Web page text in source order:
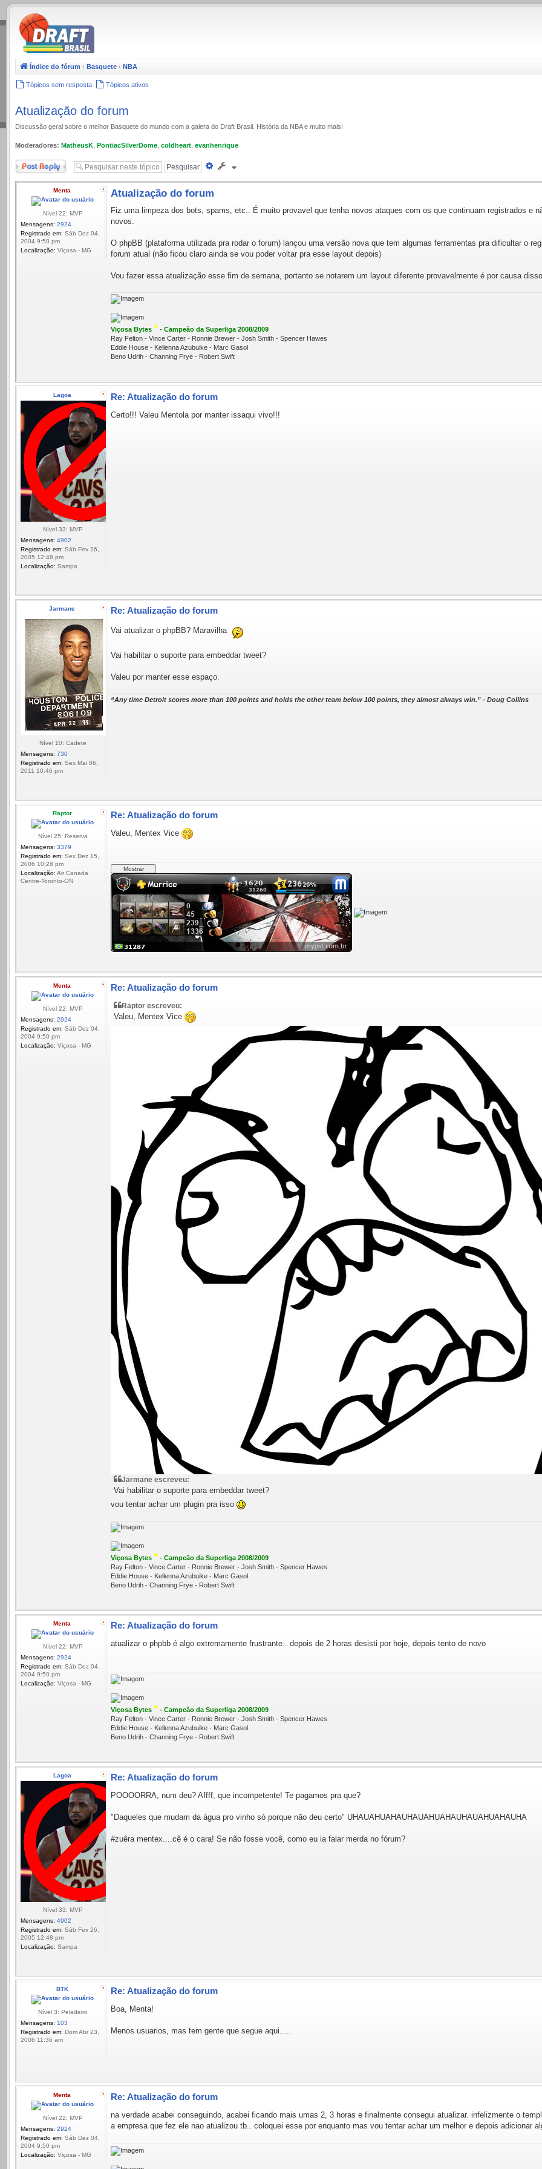
.
Índice do fórum ‹ Basquete ‹ NBA
Tópicos sem resposta Tópicos ativos
Atualização do forum
Discussão geral sobre o melhor Basquete do mundo com a galera do Draft Brasil. História da NBA e muito mais!
Moderadores: MatheusK PontiacSilverDome coldheart evanhenrique
Responder
Pesquisa
Menta
Nível 22: MVP
Mensagens: 2924
Registrado em: Sáb Dez 04,
2004 9:50 pm
Localização: Viçosa - MG
Atualização do forum
Fiz uma limpeza dos bots, spams, etc.. É muito provavel que tenha novos ataques com os que continuam registrados e
novos.
O phpBB (plataforma utilizada pra rodar o forum) lançou uma versão nova que tem algumas ferramentas pra dificultar o
forum atual (não ficou claro ainda se vou poder voltar pra esse layout depois)
Vou fazer essa atualização esse fim de semana, portanto se notarem um layout diferente provavelmente é por causa
Viçosa Bytes * - Campeão da Superliga 2008/2009
Ray Felton - Vince Carter - Ronnie Brewer - Josh Smith - Spencer Hawes
Eddie House - Kellenna Azubuike - Marc Gasol
Beno Udrih - Channing Frye - Robert Swift
Lagoa
Nível 33: MVP
Mensagens: 4902
Registrado em: Sáb Fev 26,
2005 12:48 pm
Localização: Sampa
Re: Atualização do forum
Certo!!! Valeu Mentola por manter issaqui vivo!!!
Jarmane
Nível 10: Cadete
Mensagens: 730
Registrado em: Sex Mai 06,
2011 10:46 pm
Re: Atualização do forum
Vai atualizar o phpBB? Maravilha
Vai habilitar o suporte para embeddar tweet?
Valeu por manter esse espaço.
“Any time Detroit scores more than 100 points and holds the other team below 100 points, they almost always win.” - Doug Collins
Raptor
Nível 25: Reserva
Mensagens: 3379
Registrado em: Sex Dez 15,
2006 10:28 pm
Localização: Air Canada
Centre-Toronto-ON
Re: Atualização do forum
Valeu, Mentex Vice
Menta
Nível 22: MVP
Mensagens: 2924
Registrado em: Sáb Dez 04,
2004 9:50 pm
Localização: Viçosa - MG
Re: Atualização do forum
Raptor escreveu:
Valeu, Mentex Vice
Jarmane escreveu:
Vai habilitar o suporte para embeddar tweet?
vou tentar achar um plugin pra isso
Viçosa Bytes * - Campeão da Superliga 2008/2009
Ray Felton - Vince Carter - Ronnie Brewer - Josh Smith - Spencer Hawes
Eddie House - Kellenna Azubuike - Marc Gasol
Beno Udrih - Channing Frye - Robert Swift
Menta
Nível 22: MVP
Mensagens: 2924
Registrado em: Sáb Dez 04,
2004 9:50 pm
Localização: Viçosa - MG
Re: Atualização do forum
atualizar o phpbb é algo extremamente frustrante.. depois de 2 horas desisti por hoje, depois tento de novo
Viçosa Bytes * - Campeão da Superliga 2008/2009
Ray Felton - Vince Carter - Ronnie Brewer - Josh Smith - Spencer Hawes
Eddie House - Kellenna Azubuike - Marc Gasol
Beno Udrih - Channing Frye - Robert Swift
Lagoa
Nível 33: MVP
Mensagens: 4902
Registrado em: Sáb Fev 26,
2005 12:48 pm
Localização: Sampa
Re: Atualização do forum
POOOORRA, num deu? Affff, que incompetente! Te pagamos pra que?
"Daqueles que mudam da água pro vinho só porque não deu certo" UHAUAHUAHAUHAUAHUAHAUHAUAHUAHAUHA
#zuêra mentex....cê é o cara! Se não fosse você, como eu ia falar merda no fórum?
BTK
Nível 3: Peladeiro
Mensagens: 103
Registrado em: Dom Abr 23,
2006 11:36 am
Re: Atualização do forum
Boa, Menta!
Menos usuarios, mas tem gente que segue aqui.....
Menta
Nível 22: MVP
Mensagens: 2924
Registrado em: Sáb Dez 04,
2004 9:50 pm
Localização: Viçosa - MG
Re: Atualização do forum
na verdade acabei conseguindo, acabei ficando mais umas 2, 3 horas e finalmente consegui atualizar. infelizmente o
a empresa que fez ele nao atualizou tb.. coloquei esse por enquanto mas vou tentar achar um melhor e depois adicionar